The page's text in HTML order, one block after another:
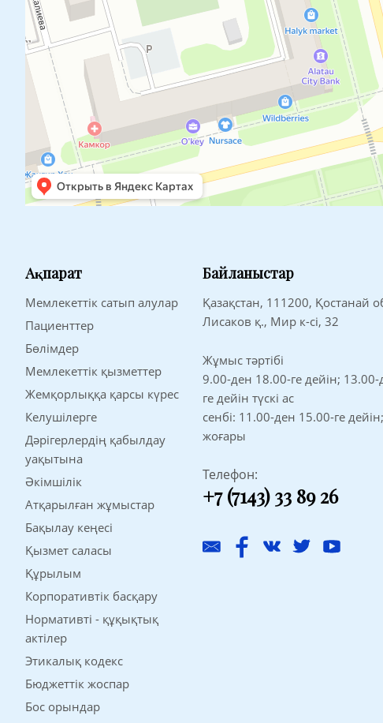
Ақпарат
Мемлекеттік сатып алулар
Пациенттер
Бөлімдер
Мемлекеттік қызметтер
Жемқорлыққа қарсы күрес
Келушілерге
Дәрігерлердің қабылдау
уақытына
Әкімшілік
Атқарылған жұмыстар
Бақылау кеңесі
Қызмет саласы
Құрылым
Корпоративтік басқару
Нормативті - құқықтық
актілер
Этикалық кодекс
Бюджеттік жоспар
Бос орындар
Байланыстар
Қазақстан, 111200, Қостанай
Лисаков қ., Мир к-сі, 32
Жұмыс тәртібі
9.00-ден 18.00-ге дейін;
ге дейін түскі ас
сенбі: 11.00-ден 15.00-ге
жоғары
Телефон:
+7 (7143) 33 89 26